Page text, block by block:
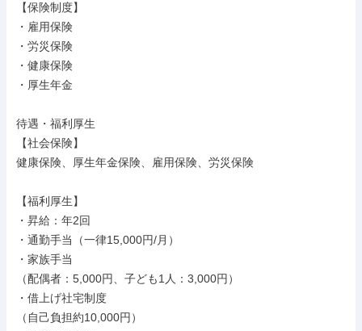
【保険制度】
・雇用保険
・労災保険
・健康保険
・厚生年金
待遇・福利厚生
【社会保険】
健康保険、厚生年金保険、雇用保険、労災保険
【福利厚生】
・昇給：年2回
・通勤手当（一律15,000円/月）
・家族手当
（配偶者：5,000円、子ども1人：3,000円）
・借上げ社宅制度
（自己負担約10,000円）